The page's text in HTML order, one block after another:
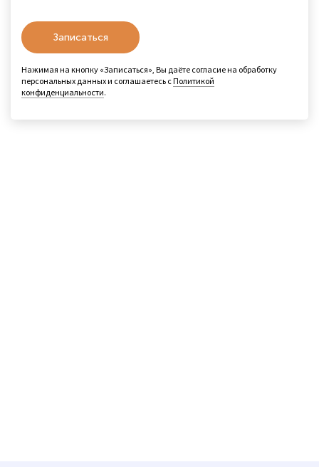
Записаться
Нажимая на кнопку «Записаться», Вы даёте согласие на обработку
персональных данных и соглашаетесь сПолитикой
конфиденциальности.